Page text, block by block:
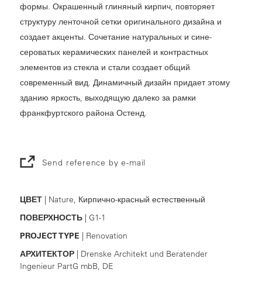
формы. Окрашенный глиняный кирпич, повторяет
структуру ленточной сетки оригинального дизайна и
создает акценты. Сочетание натуральных и сине-
сероватых керамических панелей и контрастных
элементов из стекла и стали создает общий
современный вид. Динамичный дизайн придает этому
зданию яркость, выходящую далеко за рамки
франкфуртского района Остенд.
Send reference by e-mail
ЦВЕТ| Nature, Кирпично-красный естественный
ПОВЕРХНОСТЬ| G1-1
PROJECT TYPE | Renovation
АРХИТЕКТОР| Drenske Architekt und Beratender
Ingenieur PartG mbB, DE